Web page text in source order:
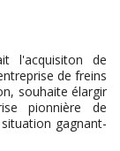
l'acquisiton de
de freins
souhaite élargir
pionnière de
gagnant-